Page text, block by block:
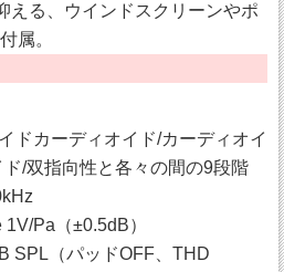
える、ウインドスクリーンやポ
属。
ドカーディオイド/カーディオイ
ド/双指向性と各々の間の9段階
Pa（±0.5dB）
SPL（パッドOFF、THD